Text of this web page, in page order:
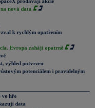
nová data
k rychlým opatřením
Evropa zahájí opatrně
výhled potvrzen
potenciálem i pravidelným
ve hře
data